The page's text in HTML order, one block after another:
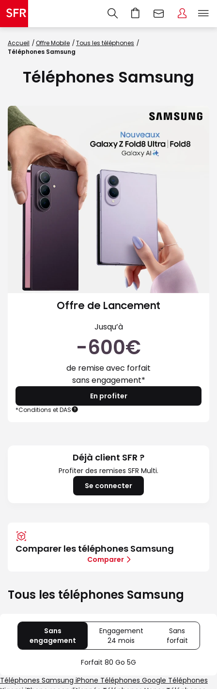
Accueil Offre Mobile
Tous les téléphones
Téléphones Samsung
Téléphones Samsung
Offre de Lancement
Jusqu’à
-600€
de remise avec forfait
sans engagement*
En profiter
Samsung
*Conditions et DAS
Déjà client SFR ?
Profiter des remises SFR Multi.
Se connecter
Comparer les téléphones Samsung
Comparer
Tous les téléphones Samsung
Sans
engagement
80
Go
Engagement
24 mois
Offre
spéciale
5G+
Sans
forfait
Sans
Forfait 80 Go 5G
Téléphones Samsung iPhone Téléphones Google Téléphones